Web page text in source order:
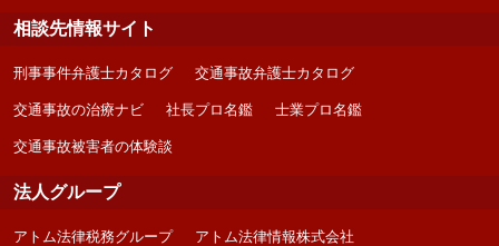
相談先情報サイト
刑事事件弁護士カタログ 交通事故弁護士カタログ
交通事故の治療ナビ 社長プロ名鑑 士業プロ名鑑
交通事故被害者の体験談
法人グループ
アトム法律税務グループ アトム法律情報株式会社